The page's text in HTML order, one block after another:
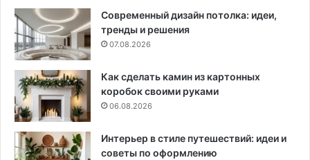
Современный дизайн потолка: идеи,
тренды и решения
07.08.2026
Как сделать камин из картонных
коробок своими руками
06.08.2026
Интерьер в стиле путешествий: идеи и
советы по оформлению